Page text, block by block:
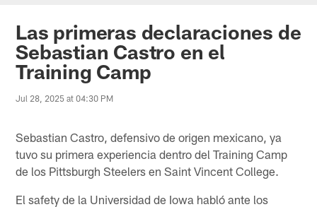
Las primeras declaraciones de
Sebastian Castro en el
Training Camp
Jul 28, 2025 at 04:30 PM
Sebastian Castro, defensivo de origen mexicano, ya
tuvo su primera experiencia dentro del Training Camp
de los Pittsburgh Steelers en Saint Vincent College.
El safety de la Universidad de Iowa habló ante los